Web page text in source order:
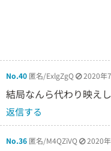
No.40 匿名/ExlgZgQ 2020年
結局なんら代わり映え
返信する
No.36 匿名/M4QZiVQ 2020